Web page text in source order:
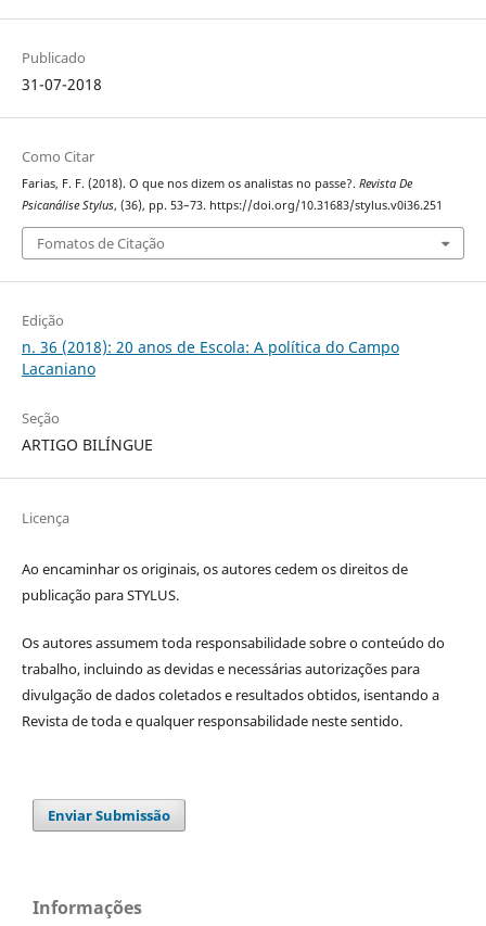
Publicado
31-07-2018
Como Citar
Farias, F. F. (2018). O que nos dizem os analistas no passe?. Revista De
Psicanálise Stylus, (36), pp. 53–73. https://doi.org/10.31683/stylus.v0i36.251
Fomatos de Citação
Edição
n. 36 (2018): 20 anos de Escola: A política do Campo
Lacaniano
Seção
ARTIGO BILÍNGUE
Licença
Ao encaminhar os originais, os autores cedem os direitos de
publicação para STYLUS.
Os autores assumem toda responsabilidade sobre o conteúdo do
trabalho, incluindo as devidas e necessárias autorizações para
divulgação de dados coletados e resultados obtidos, isentando a
Revista de toda e qualquer responsabilidade neste sentido.
Enviar Submissão
Informações